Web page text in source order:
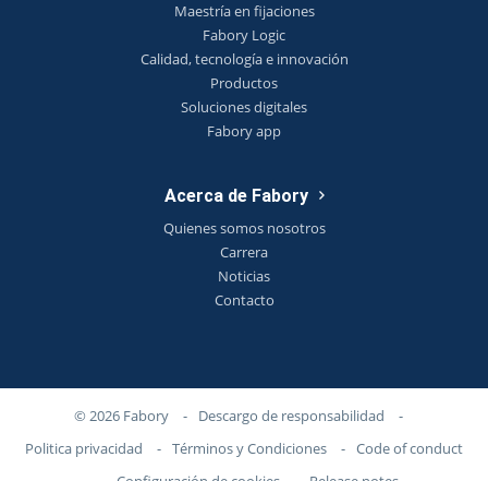
Maestría en fijaciones
Fabory Logic
Calidad, tecnología e innovación
Productos
Soluciones digitales
Fabory app
Acerca de Fabory
Quienes somos nosotros
Carrera
Noticias
Contacto
© 2026 Fabory - Descargo de responsabilidad
-
Politica privacidad
- Términos y Condiciones - Code of conduct